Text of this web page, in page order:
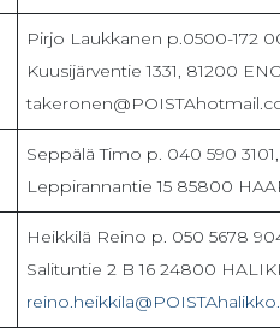
Pirjo Laukkanen p.0500-172
Kuusijärventie 1331, 81200
Seppälä Timo p. 040 590 3101,
Leppirannantie 15 85800
Heikkilä Reino p. 050 5678
Salituntie 2 B 16 24800